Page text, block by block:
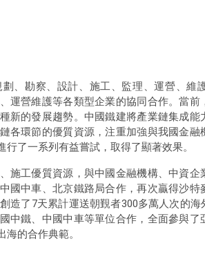
、勘察、設計、施工、監理、運營、維
運營維護等各類型企業的協同合作。當前
新的發展趨勢。中國鐵建將產業鏈集成
各環節的優質資源，注重加強與我國金
了一系列有益嘗試，取得了顯著效果。
施工優質資源，與中國金融機構、中資企
國中車、北京鐵路局合作，再次贏得沙特
造了7天累計運送朝覲者300多萬人次的
中鐵、中國中車等單位合作，全面參與
的合作典範。